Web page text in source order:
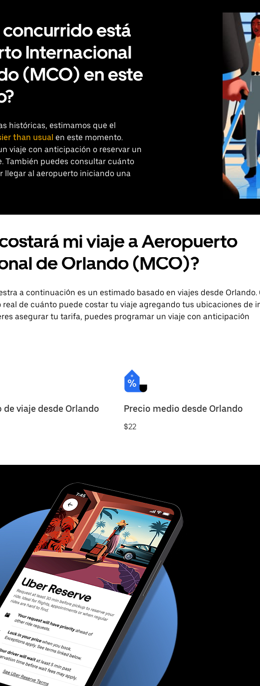
concurrido está
Internacional
(MCO) en este
históricas, estimamos que el
than usual en este momento.
viaje con anticipación o reservar un
También puedes consultar cuánto
llegar al aeropuerto iniciando una
mi viaje a Aeropuerto
de Orlando (MCO)?
a continuación es un estimado basado en viajes desde Orlando.
de cuánto puede costar tu viaje agregando tus ubicaciones de
asegurar tu tarifa, puedes programar un viaje con anticipación
viaje desde Orlando Precio medio desde Orlando
$22